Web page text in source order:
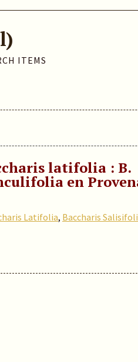
ITEMS
latifolia : B.
en
Latifolia, Baccharis